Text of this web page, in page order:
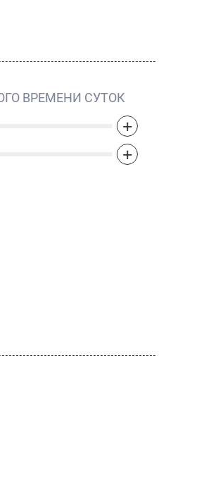
ВРЕМЕНИ СУТОК
+
+